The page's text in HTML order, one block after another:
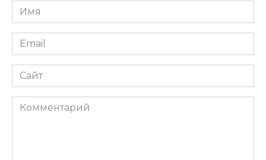
Имя
*
Email
*
Сайт
Комментарий